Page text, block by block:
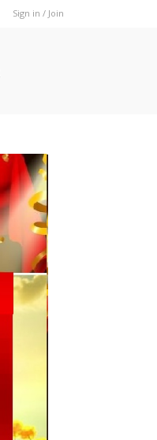
Sign in / Join